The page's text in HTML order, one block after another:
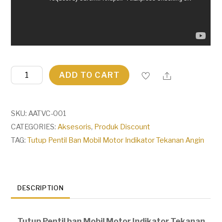
Tutup
Pentil
Mobil
Motor
Indikator
ADD TO CART
SKU:AATVC-001
CATEGORIES:Aksesoris, Produk Discount
TAG:Tutup Pentil Ban Mobil Motor Indikator Tekanan Angin
DESCRIPTION